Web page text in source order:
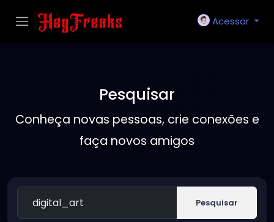
Acessar
Pesquisar
Conheça novas pessoas, crie conexões e
faça novos amigos
Pesquisar